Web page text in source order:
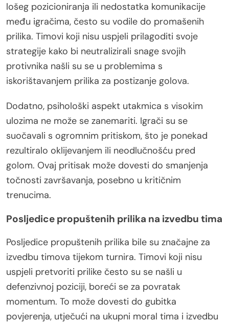
lošeg pozicioniranja ili nedostatka komunikacije
među igračima, često su vodile do promašenih
prilika. Timovi koji nisu uspjeli prilagoditi svoje
strategije kako bi neutralizirali snage svojih
protivnika našli su se u problemima s
iskorištavanjem prilika za postizanje golova.
Dodatno, psihološki aspekt utakmica s visokim
ulozima ne može se zanemariti. Igrači su se
suočavali s ogromnim pritiskom, što je ponekad
rezultiralo oklijevanjem ili neodlučnošću pred
golom. Ovaj pritisak može dovesti do smanjenja
točnosti završavanja, posebno u kritičnim
trenucima.
Posljedice propuštenih prilika na izvedbu tima
Posljedice propuštenih prilika bile su značajne za
izvedbu timova tijekom turnira. Timovi koji nisu
uspjeli pretvoriti prilike često su se našli u
defenzivnoj poziciji, boreći se za povratak
momentum. To može dovesti do gubitka
povjerenja, utječući na ukupni moral tima i izvedbu